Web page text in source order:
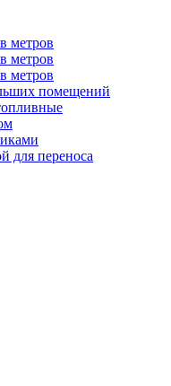
метров
метров
метров
помещений
для переноса